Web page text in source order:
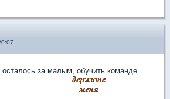
за малым, обучить команде